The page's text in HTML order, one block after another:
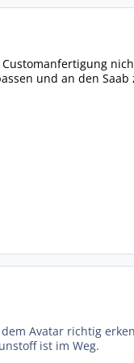
und an den Saab
Avatar richtig
ist im Weg.